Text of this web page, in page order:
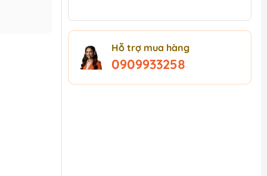
Hỗ trợ mua hàng
0909933258